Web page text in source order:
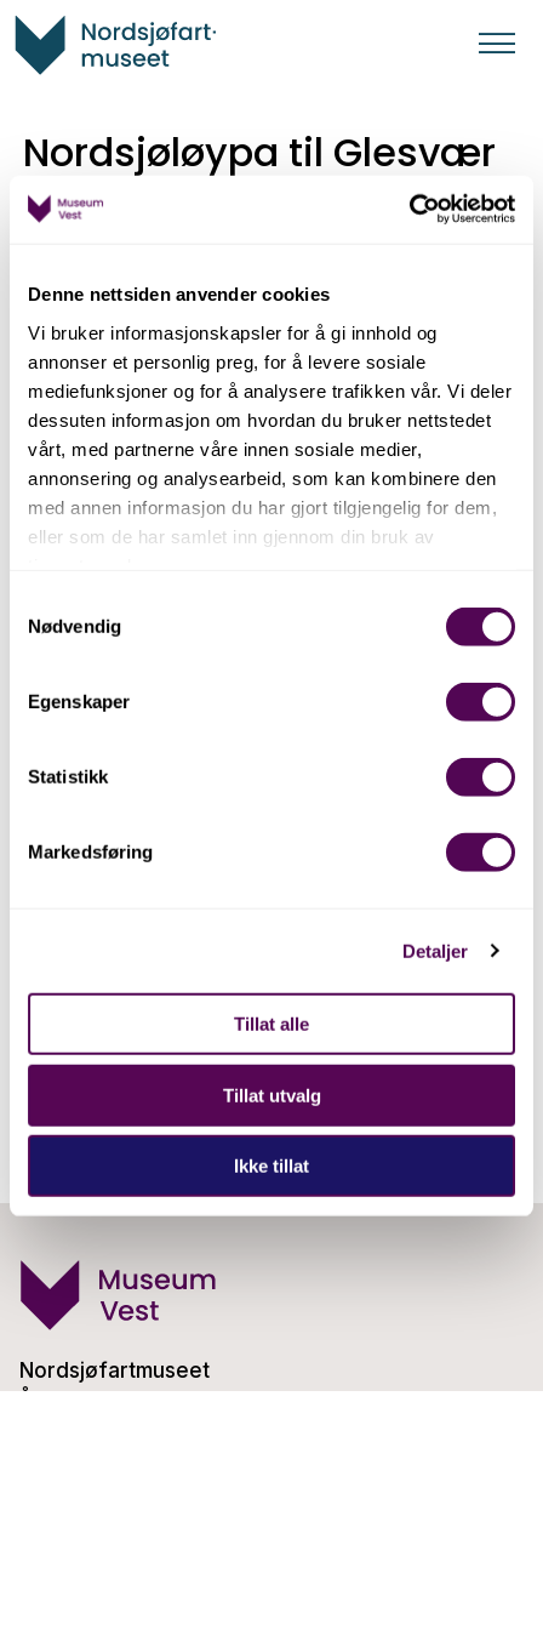
Denne nettsiden anvender cookies
Vi bruker informasjonskapsler for å gi innhold og
annonser et personlig preg, for å levere sosiale
mediefunksjoner og for å analysere trafikken vår. Vi deler
dessuten informasjon om hvordan du bruker nettstedet
vårt, med partnerne våre innen sosiale medier,
annonsering og analysearbeid, som kan kombinere den
med annen informasjon du har gjort tilgjengelig for dem,
eller som de har samlet inn gjennom din bruk av
Nødvendig
Egenskaper
Statistikk
Markedsføring
Detaljer
Tillat alle
Tillat utvalg
Ikke tillat
Nordsjøløypa til Glesvær
Frå Nordsjøfartmuseet går Nordsjøløypa sørover
heile året. A pro pos sjømat. Den løyndomsfulle
fiskenSildekonge
har fått namn frå Glesvær. I 1765
og 1769 vart det funne to døde eksemplar av fisken,
som flaut i land på Glesvær. Naturvitaren Peter
Ascanius satt i gong med å beskrive dei, og registrerte
arten somRegalecus glesnei 1772.
Nordsjøfartmuseet
Årvikadalen 20